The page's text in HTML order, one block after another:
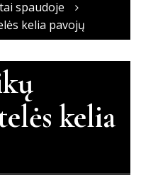
spaudoje
kelia pavojų
kelia